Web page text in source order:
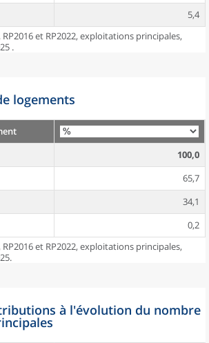
5,4
RP2016 et RP2022, exploitations principales,
.
logements
100,0
65,7
34,1
0,2
RP2016 et RP2022, exploitations principales,
à l'évolution du nombre